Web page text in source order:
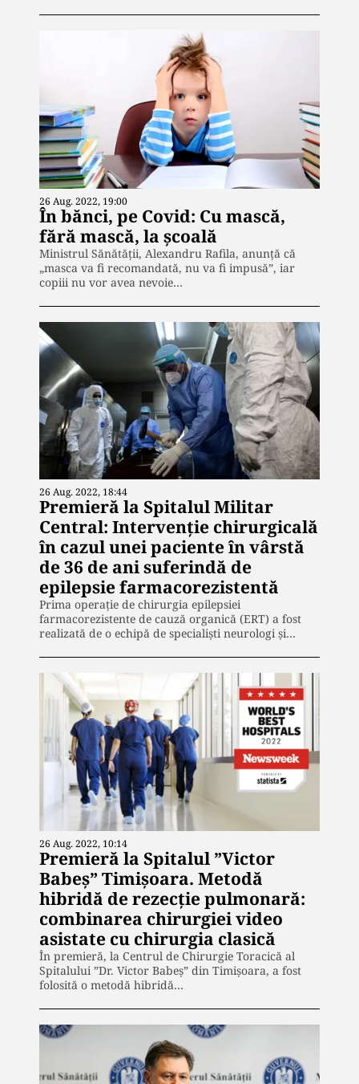
26 Aug. 2022, 19:00
În bănci, pe Covid: Cu mască,
fără mască, la școală
Ministrul Sănătăţii, Alexandru Rafila, anunţă că
„masca va fi recomandată, nu va fi impusă”, iar
copiii nu vor avea nevoie…
26 Aug. 2022, 18:44
Premieră la Spitalul Militar
Central: Intervenție chirurgicală
în cazul unei paciente în vârstă
de 36 de ani suferindă de
epilepsie farmacorezistentă
Prima operație de chirurgia epilepsiei
farmacorezistente de cauză organică (ERT) a fost
realizată de o echipă de specialiști neurologi și…
26 Aug. 2022, 10:14
Premieră la Spitalul ”Victor
Babeș” Timișoara. Metodă
hibridă de rezecție pulmonară:
combinarea chirurgiei video
asistate cu chirurgia clasică
În premieră, la Centrul de Chirurgie Toracică al
Spitalului ”Dr. Victor Babeș” din Timișoara, a fost
folosită o metodă hibridă…